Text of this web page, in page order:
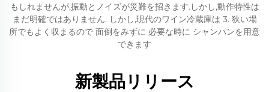
もしれませんが,振動とノイズが災難を招きます.しかし,動作特性は
まだ明確ではありません. しかし,現代のワイン冷蔵庫は 3. 狭い場
所でもよく収まるので 面倒をみずに 必要な時に シャンパンを用意
できます
新製品リリース